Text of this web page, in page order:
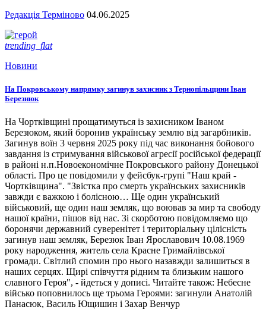
Редакція Терміново 04.06.2025
trending_flat
Новини
На Покровському напрямку загинув захисник з Тернопільщини Іван
Березнюк
На Чортківщині прощатимуться із захисником Іваном
Березюком, який боронив українську землю від загарбників.
Загинув воїн 3 червня 2025 року під час виконання бойового
завдання із стримування військової агресії російської федерації
в районі н.п.Новоекономічне Покровського району Донецької
області. Про це повідомили у фейсбук-групі "Наш край -
Чортківщина". "Звістка про смерть українських захисників
завжди є важкою і болісною… Ще один український
військовий, ще один наш земляк, що воював за мир та свободу
нашої країни, пішов від нас. Зі скорботою повідомляємо що
боронячи державний суверенітет і територіальну цілісність
загинув наш земляк, Березюк Іван Ярославович 10.08.1969
року народження, житель села Красне Гримайлівської
громади. Світлий спомин про нього назавжди залишиться в
наших серцях. Щирі співчуття рідним та близьким нашого
славного Героя", - йдеться у дописі. Читайте також: Небесне
військо поповнилось ще трьома Героями: загинули Анатолій
Панасюк, Василь Ющишин і Захар Венчур